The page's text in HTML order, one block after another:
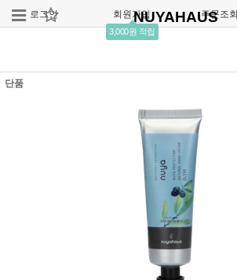
로그인 회원가입
3,000원 적립
주문조회
NUYAHAUS
단품